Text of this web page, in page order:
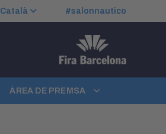
Català #salonnautico
ÀREA DE PREMSA